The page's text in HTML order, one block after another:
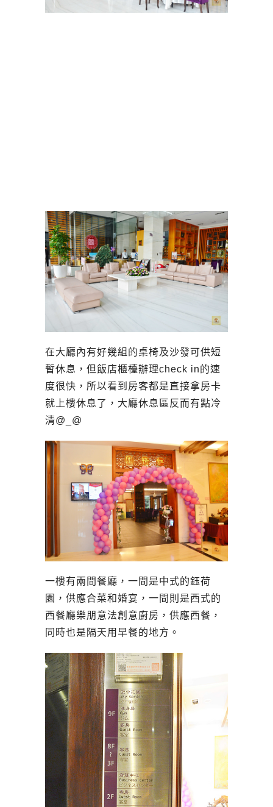
在大廳內有好幾組的桌椅及沙發可供短
暫休息，但飯店櫃檯辦理check in的速
度很快，所以看到房客都是直接拿房卡
就上樓休息了，大廳休息區反而有點冷
清@_@
一樓有兩間餐廳，一間是中式的鈺荷
園，供應合菜和婚宴，一間則是西式的
西餐廳樂朋意法創意廚房，供應西餐，
同時也是隔天用早餐的地方。